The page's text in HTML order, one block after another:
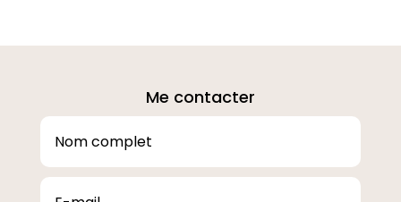
Me contacter